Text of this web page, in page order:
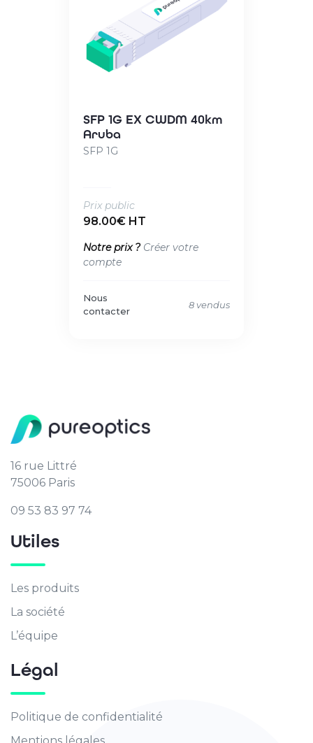
SFP 1G EX CWDM 40km
Aruba
SFP 1G
Prix public
98.00€ HT
Notre prix ? Créer votre
compte
Nous
contacter
8 vendus
16 rue Littré
75006 Paris
09 53 83 97 74
Utiles
Les produits
La société
L’équipe
Légal
Politique de confidentialité
Mentions légales